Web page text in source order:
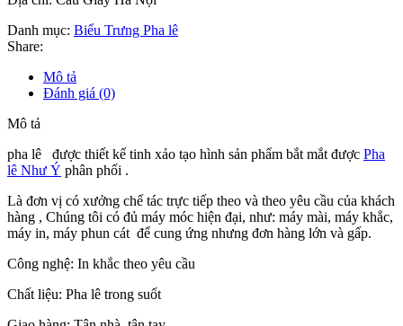
Danh mục: Biểu Trưng Pha lê
Share:
Mô tả
Đánh giá (0)
Mô tả
pha lê được thiết kế tinh xảo tạo hình sản phẩm bắt mắt được Pha
lê Như Ý phân phối .
Là đơn vị có xưởng chế tác trực tiếp theo và theo yêu cầu của khách
hàng , Chúng tôi có đủ máy móc hiện đại, như: máy mài, máy khắc,
máy in, máy phun cát để cung ứng nhưng đơn hàng lớn và gấp.
Công nghệ: In khắc theo yêu cầu
Chất liệu: Pha lê trong suốt